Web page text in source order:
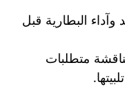
البطارية قبل
متطلبات